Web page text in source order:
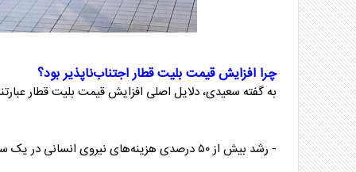
چرا افزایش قیمتبلیت قطاراجتناب‌ناپذیر بود؟
به گفته سعیدی، دلایل اصلی افزایش قیمت بلیت قطار
- رشد بیش از ۵۰ درصدی هزینه‌های نیروی انسانی در یک سال گذشته